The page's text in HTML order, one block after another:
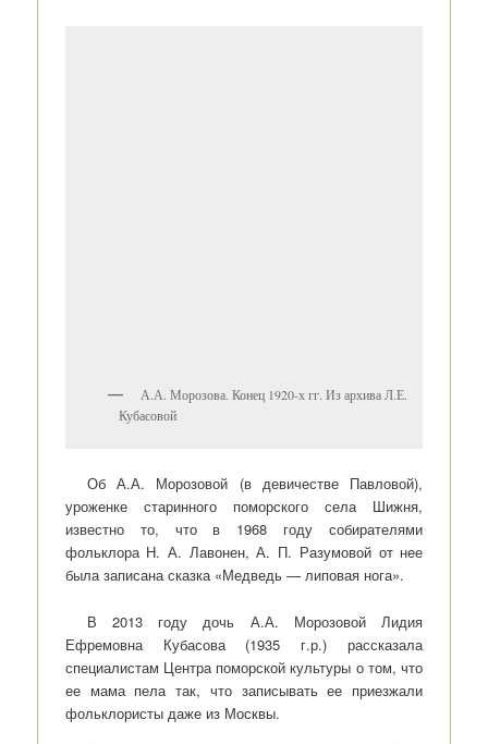
А.А. Морозова. Конец 1920-х гг. Из архива Л.Е.
Кубасовой
Об А.А. Морозовой (в девичестве Павловой),
уроженке старинного поморского села Шижня,
известно то, что в 1968 году собирателями
фольклора Н. А. Лавонен, А. П. Разумовой от нее
была записана сказка «Медведь — липовая нога».
В 2013 году дочь А.А. Морозовой Лидия
Ефремовна Кубасова (1935 г.р.) рассказала
специалистам Центра поморской культуры о том, что
ее мама пела так, что записывать ее приезжали
фольклористы даже из Москвы.